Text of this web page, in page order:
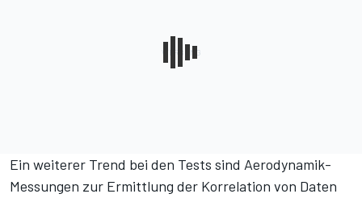
Ein weiterer Trend bei den Tests sind Aerodynamik-
Messungen zur Ermittlung der Korrelation von Daten